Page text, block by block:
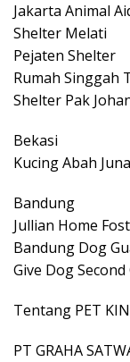
Jakarta Animal
Shelter Melati
Pejaten Shelter
Rumah Singgah
Shelter Pak
Bekasi
Kucing Abah Juna
Bandung
Jullian Home
Bandung Dog
Give Dog Second
Tentang PET
PT GRAHA